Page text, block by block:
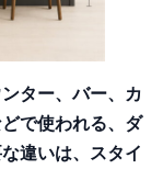
ター、バー、カ
で使われる、ダ
違いは、スタイ